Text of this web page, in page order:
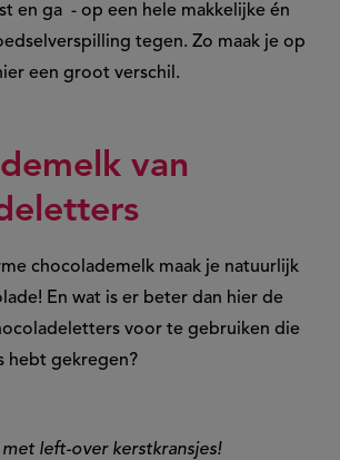
en ga - op een hele makkelijke én
tegen. Zo maak je op
een groot verschil.
van
chocolademelk maak je natuurlijk
En wat is er beter dan hier de
voor te gebruiken die
hebt gekregen?
left-over kerstkransjes!